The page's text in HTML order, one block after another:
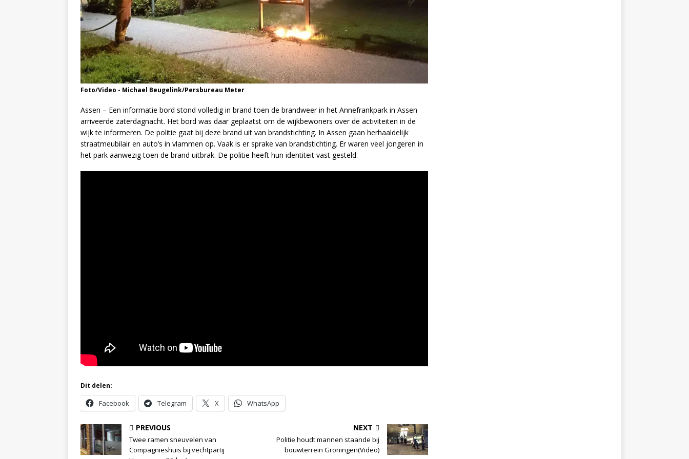
Foto/Video - Michael Beugelink/Persbureau Meter
Assen – Een informatie bord stond volledig in brand toen de brandweer in het Annefrankpark in Assen
arriveerde zaterdagnacht. Het bord was daar geplaatst om de wijkbewoners over de activiteiten in de
wijk te informeren. De politie gaat bij deze brand uit van brandstichting. In Assen gaan herhaaldelijk
straatmeubilair en auto’s in vlammen op. Vaak is er sprake van brandstichting. Er waren veel jongeren in
het park aanwezig toen de brand uitbrak. De politie heeft hun identiteit vast gesteld.
Dit delen:
Facebook Telegram X WhatsApp
PREVIOUS
Twee ramen sneuvelen van
Compagnieshuis bij vechtpartij
NEXT
Politie houdt mannen staande bij
bouwterrein Groningen(Video)